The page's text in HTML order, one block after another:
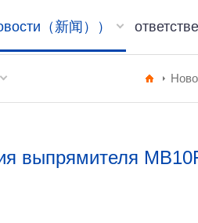
（新闻））
выпрямителя